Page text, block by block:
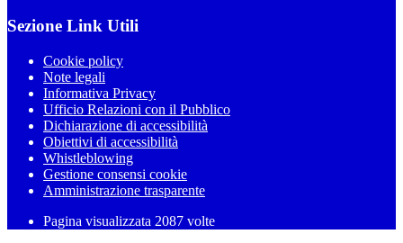
Sezione Link Utili
Cookie policy
Note legali
Informativa Privacy
Ufficio Relazioni con il Pubblico
Dichiarazione di accessibilità
Obiettivi di accessibilità
Whistleblowing
Gestione consensi cookie
Amministrazione trasparente
Pagina visualizzata 2087 volte